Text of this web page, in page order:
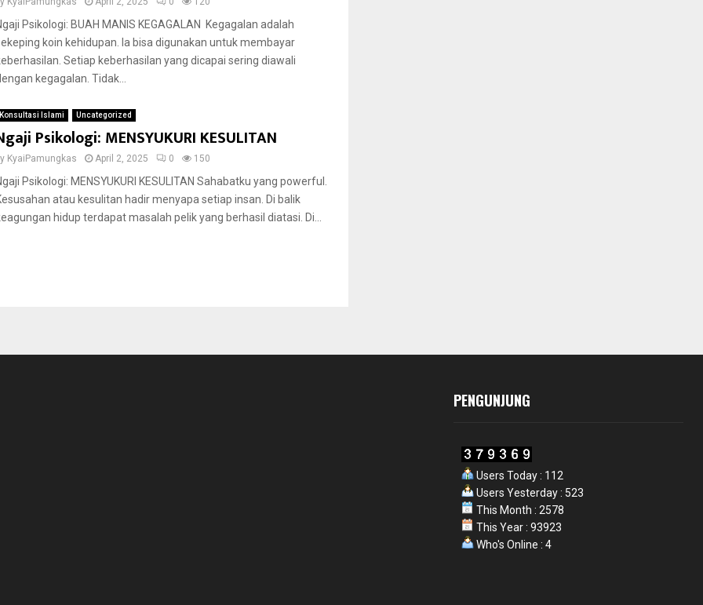
Psikologi: BUAH MANIS KEGAGALAN Kegagalan adalah
koin kehidupan. la bisa digunakan untuk membayar
Setiap keberhasilan yang dicapai sering diawali
kegagalan. Tidak...
Konsultasi Islami Uncategorized
Psikologi: MENSYUKURI KESULITAN
KyaiPamungkas April 2, 2025 0 150
Psikologi: MENSYUKURI KESULITAN Sahabatku yang powerful.
atau kesulitan hadir menyapa setiap insan. Di balik
hidup terdapat masalah pelik yang berhasil diatasi. Di...
PENGUNJUNG
Users Today : 112
Users Yesterday : 523
This Month : 2578
This Year : 93923
Who's Online : 4